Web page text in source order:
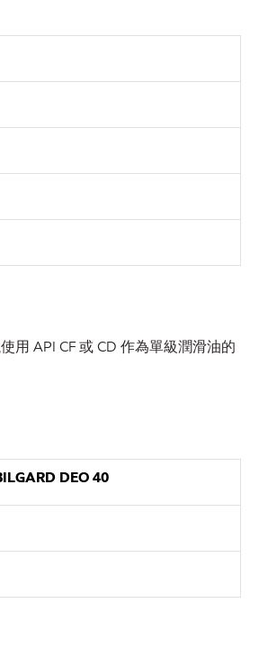
用 API CF 或 CD 作為單級潤滑油的
DEO 40